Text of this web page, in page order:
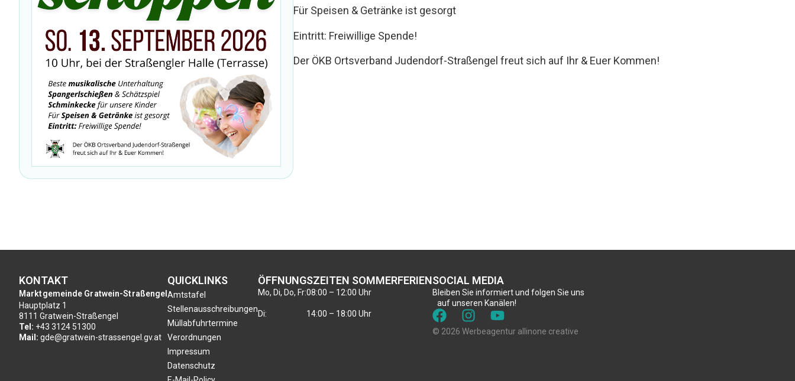
Für Speisen & Getränke ist gesorgt
Eintritt: Freiwillige Spende!
Der ÖKB Ortsverband Judendorf-Straßengel freut sich auf Ihr & Euer Kommen!
KONTAKT
Marktgemeinde Gratwein-Straßengel
Hauptplatz 1
8111 Gratwein-Straßengel
Tel: +43 3124 51300
Mail: gde@gratwein-strassengel.gv.at
QUICKLINKS
Amtstafel
Stellenausschreibungen
Müllabfuhrtermine
Verordnungen
Impressum
Datenschutz
ÖFFNUNGSZEITEN SOMMERFERIEN
Mo, Di, Do, Fr:
Di:
08:00 – 12:00 Uhr
14:00 – 18:00 Uhr
SOCIAL MEDIA
Bleiben Sie informiert und folgen Sie uns
auf unseren Kanälen!
© 2026 Werbeagentur allinone creative